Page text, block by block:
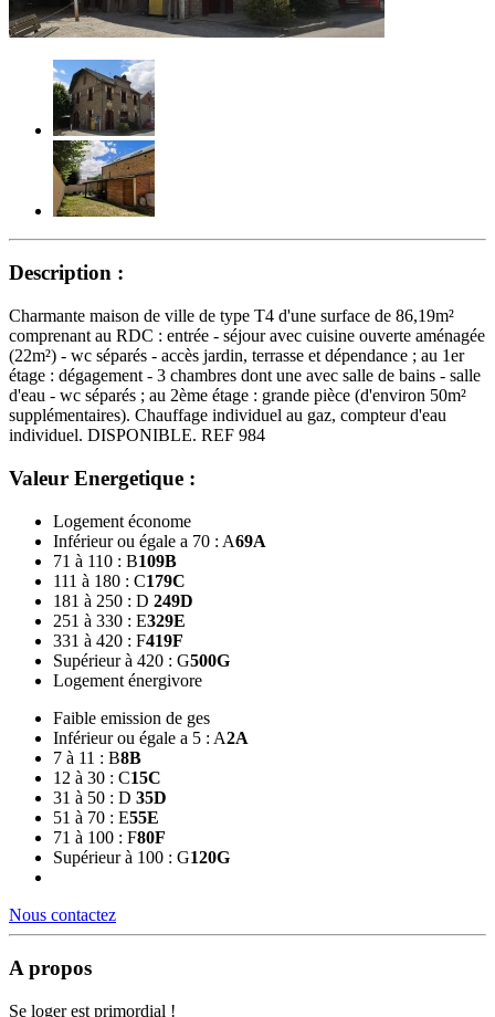
Description :
Charmante maison de ville de type T4 d'une surface de 86,19m²
comprenant au RDC : entrée - séjour avec cuisine ouverte aménagée
(22m²) - wc séparés - accès jardin, terrasse et dépendance ; au 1er
étage : dégagement - 3 chambres dont une avec salle de bains - salle
d'eau - wc séparés ; au 2ème étage : grande pièce (d'environ 50m²
supplémentaires). Chauffage individuel au gaz, compteur d'eau
individuel. DISPONIBLE. REF 984
Valeur Energetique :
Logement économe
Inférieur ou égale a 70 : A69A
71 à 110 : B109B
111 à 180 : C179C
181 à 250 : D 249D
251 à 330 : E329E
331 à 420 : F419F
Supérieur à 420 : G500G
Logement énergivore
Faible emission de ges
Inférieur ou égale a 5 : A2A
7 à 11 : B8B
12 à 30 : C15C
31 à 50 : D 35D
51 à 70 : E55E
71 à 100 : F80F
Supérieur à 100 : G120G
Nous contactez
A propos
Se loger est primordial !